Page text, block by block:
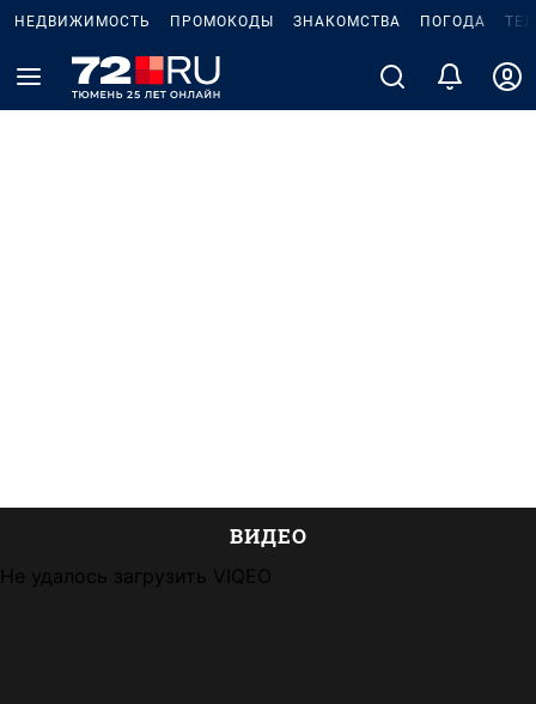
НЕДВИЖИМОСТЬ ПРОМОКОДЫ ЗНАКОМСТВА ПОГОДА
ВИДЕО
Не удалось загрузить VIQEO